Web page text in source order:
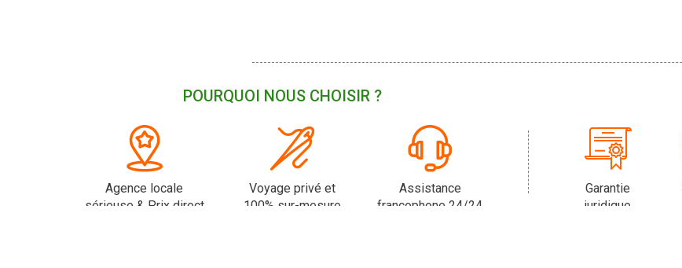
POURQUOI NOUS CHOISIR ?
Agence locale
sérieuse & Prix direct
Voyage privé et
100% sur-mesure
Assistance
francophone 24/24
Garantie
juridique